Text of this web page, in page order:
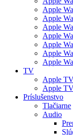
Apple
Apple
Apple
Apple
Apple
Apple
Apple
TV
Apple
Apple
Príslušenstvo
Tlačiarne
Audio